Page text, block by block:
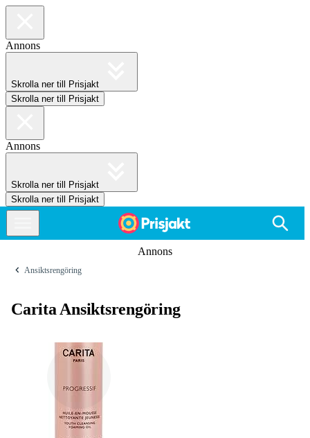
Annons
Skrolla ner till Prisjakt
Skrolla ner till Prisjakt
Annons
Skrolla ner till Prisjakt
Skrolla ner till Prisjakt
Annons
Ansiktsrengöring
Carita Ansiktsrengöring
Mousse / Skum